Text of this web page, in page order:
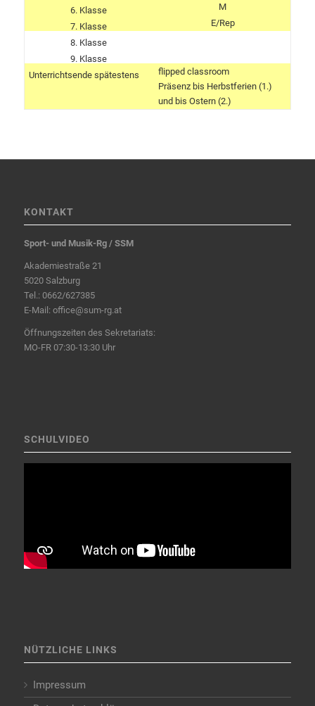
M
E/Rep
flipped classroom
Präsenz bis Herbstferien (1.)
und bis Ostern (2.)
KONTAKT
Sport- und Musik-Rg / SSM
Akademiestraße 21
5020 Salzburg
Tel.: 0662/627385
E-Mail: office@sum-rg.at
Öffnungszeiten des Sekretariats:
MO-FR 07:30-13:30 Uhr
SCHULVIDEO
NÜTZLICHE LINKS
Impressum